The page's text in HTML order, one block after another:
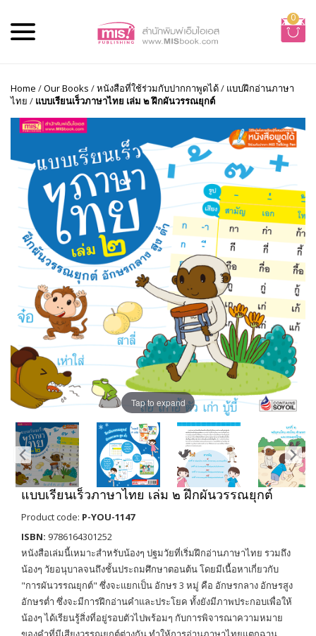
0
Home /Our Books /หนังสือที่ใช้ร่วมกับปากกาพูดได้/ แบบฝึกอ่านภาษา
ไทย / แบบเรียนเร็วภาษาไทย เล่ม ๒ ฝึกผันวรรณยุกต์
Tap to expand
แบบเรียนเร็วภาษาไทย เล่ม ๒ ฝึกผันวรรณยุกต์
Product code: P-YOU-1147
ISBN: 9786164301252
หนังสือเล่มนี้เหมาะสำหรับน้องๆ ปฐมวัยที่เริ่มฝึกอ่านภาษาไทย รวมถึง
น้องๆ วัยอนุบาลจนถึงชั้นประถมศึกษาตอนต้น โดยมีเนื้อหาเกี่ยวกับ
"การผันวรรณยุกต์" ซึ่งจะแยกเป็น อักษร 3 หมู่ คือ อักษรกลาง อักษรสูง
อักษรต่ำ ซึ่งจะมีการฝึกอ่านคำและประโยค ทั้งยังมีภาพประกอบเพื่อให้
น้องๆ ได้เรียนรู้สิ่งที่อยู่รอบตัวไปพร้อมๆ กับการพิจารณาความหมาย